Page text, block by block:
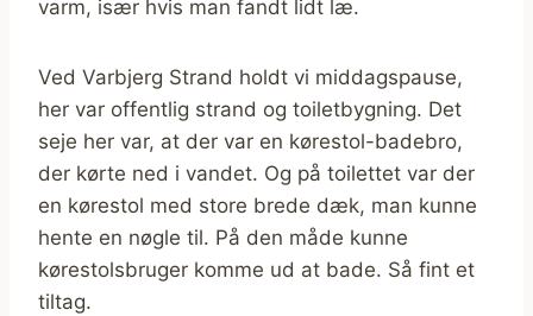
varm, især hvis man fandt lidt læ.
Ved Varbjerg Strand holdt vi middagspause,
her var offentlig strand og toiletbygning. Det
seje her var, at der var en kørestol-badebro,
der kørte ned i vandet. Og på toilettet var der
en kørestol med store brede dæk, man kunne
hente en nøgle til. På den måde kunne
kørestolsbruger komme ud at bade. Så fint et
tiltag.